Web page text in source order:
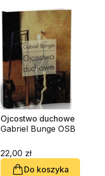
Ojcostwo duchowe
Gabriel Bunge OSB
22,00 zł
Do koszyka